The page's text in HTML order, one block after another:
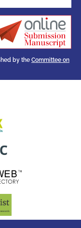
by the Committee on